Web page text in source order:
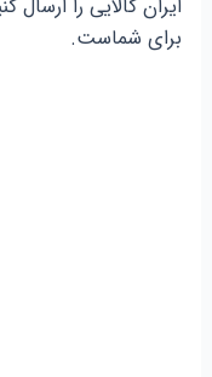
ایران کالایی را
برای شماست.